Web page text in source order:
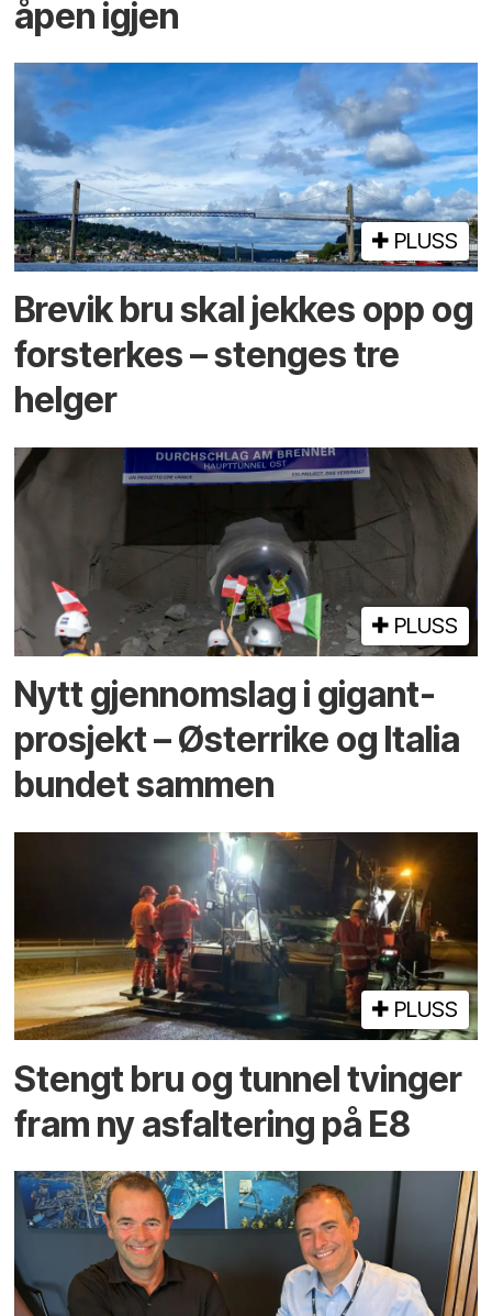
åpen igjen
PLUSS
Brevik bru skal jekkes opp og
forsterkes – stenges tre
helger
PLUSS
Nytt gjennomslag i gigant­
prosjekt – Østerrike og Italia
bundet sammen
PLUSS
Stengt bru og tunnel tvinger
fram ny asfaltering på E8